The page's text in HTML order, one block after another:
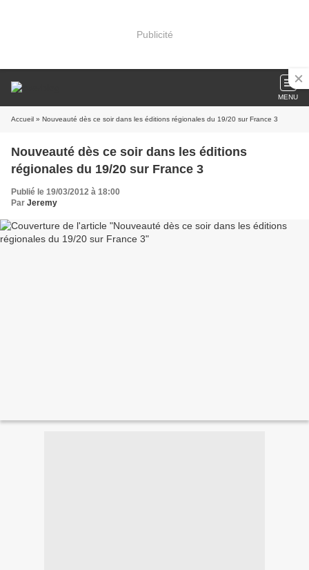
Publicité
MENU
Accueil » Nouveauté dès ce soir dans les éditions régionales du 19/20 sur France 3
Nouveauté dès ce soir dans les éditions
régionales du 19/20 sur France 3
Publié le 19/03/2012 à 18:00
Par Jeremy